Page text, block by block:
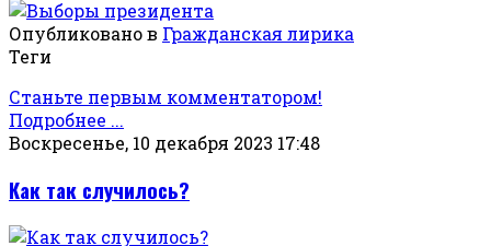
Опубликовано в Гражданская лирика
Теги
Станьте первым комментатором!
Подробнее ...
Воскресенье, 10 декабря 2023 17:48
Как так случилось?